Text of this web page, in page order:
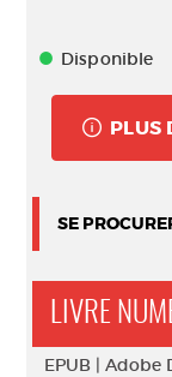
Disponible
PLUS
SE
LIVRE
EPUB | Adobe